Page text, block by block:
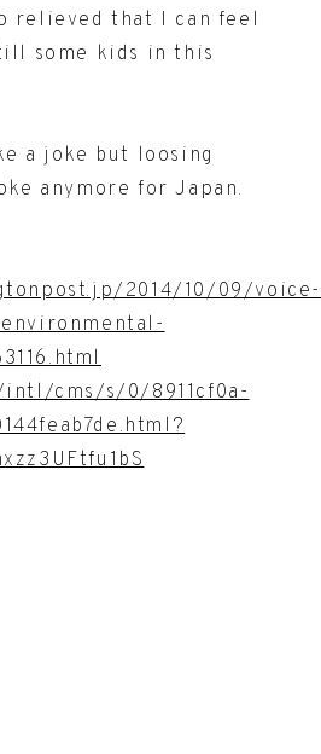
relieved that I can feel
some kids in this
a joke but loosing
anymore for Japan.
2014/10/09/voice-
cms/s/0/8911cf0a-